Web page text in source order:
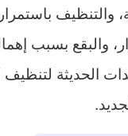
والتنظيف
والبقع بسبب
الحديثة لتنظيف